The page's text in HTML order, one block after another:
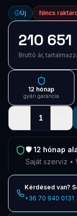
Támogatás
Keresés
Új Nincs
210 651
Bruttó ár,
12 hónap
gyári garancia
1
🛡️12 hónap
Saját szerviz •
Kérdésed van?
+36 70 940 0131